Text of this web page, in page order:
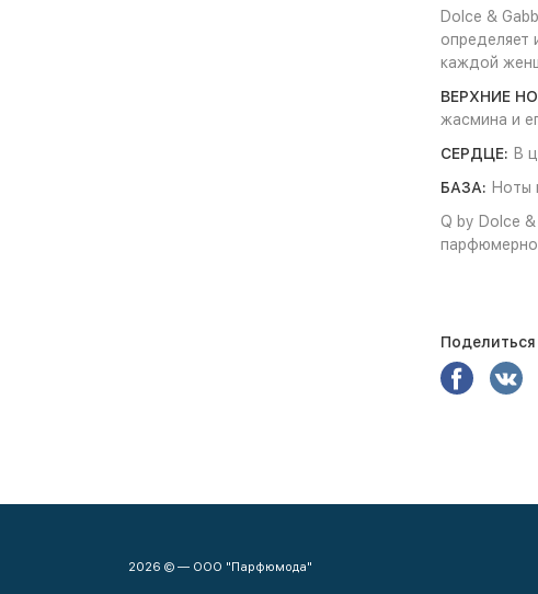
Dolce &
определяет
каждой
ВЕРХНИЕ
жасмина и
СЕРДЦЕ: В
БАЗА: Ноты
Q by Dolce
Поделиться
2026 © — ООО "Парфюмода"